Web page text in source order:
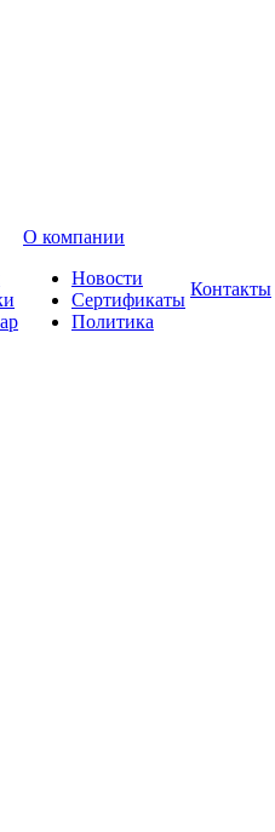
О компании
Новости
Сертификаты
Политика
Контакты